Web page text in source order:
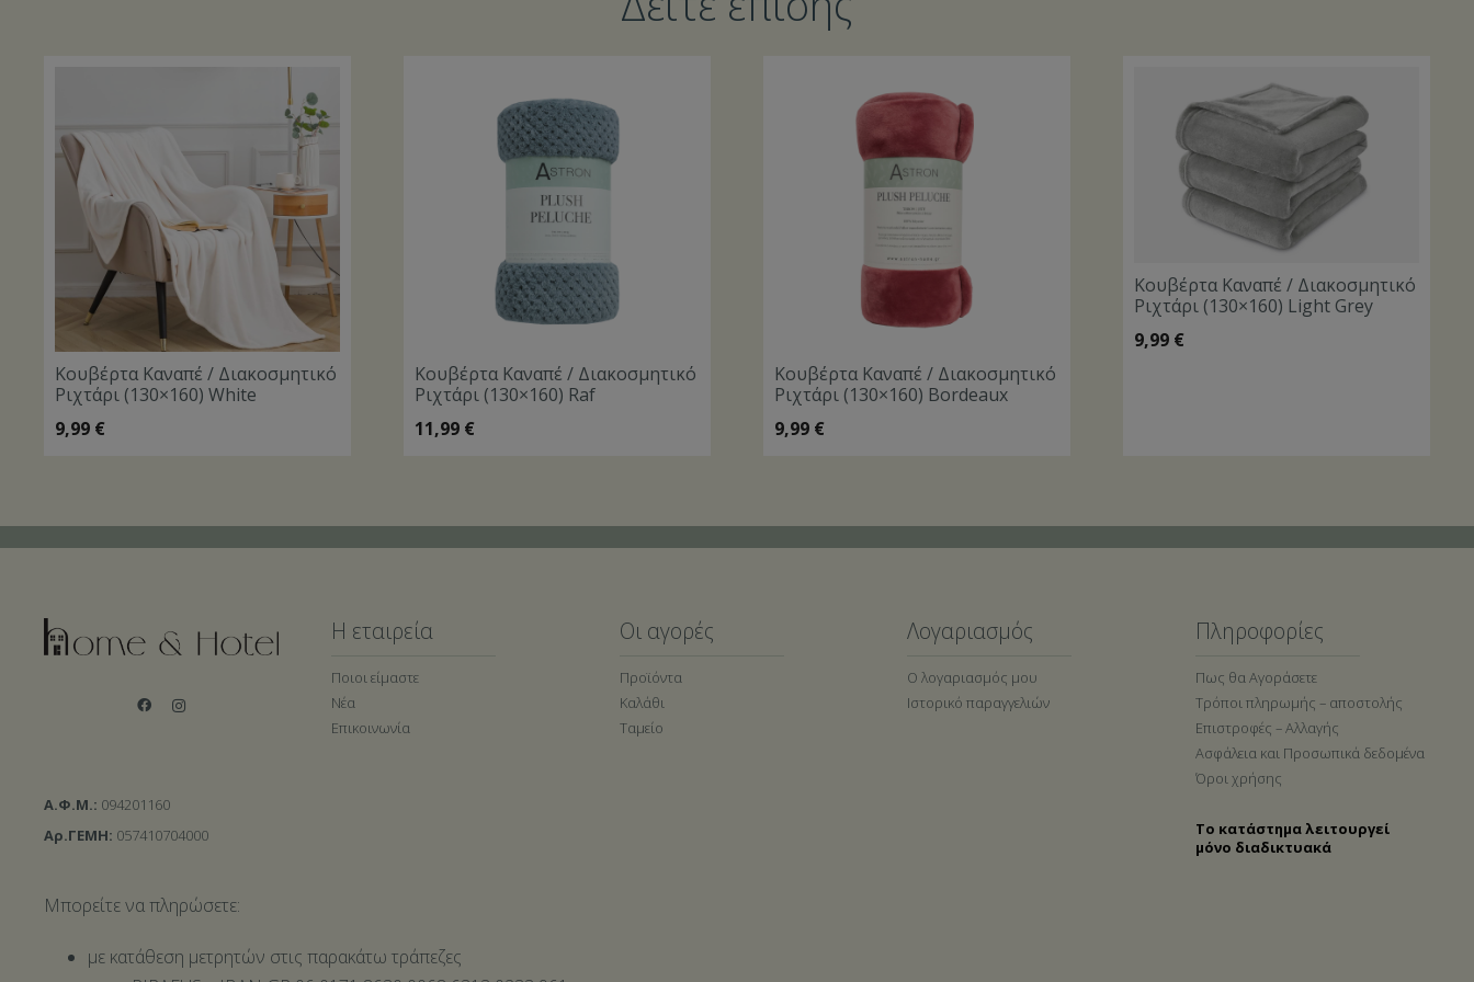
Κουβέρτα Καναπέ / Διακοσμητικό
Ριχτάρι (130×160) White
9,99 €
Κουβέρτα Καναπέ / Διακοσμητικό
Ριχτάρι (130×160) Raf
11,99 €
Κουβέρτα Καναπέ / Διακοσμητικό
Ριχτάρι (130×160) Bordeaux
9,99 €
Κουβέρτα Καναπέ / Διακοσμητικό
Ριχτάρι (130×160) Light Grey
9,99 €
Α.Φ.Μ.: 094201160
Αρ.ΓΕΜΗ: 057410704000
Η εταιρεία
Ποιοι είμαστε
Νέα
Επικοινωνία
Οι αγορές
Προϊόντα
Καλάθι
Ταμείο
Λογαριασμός
Ο λογαριασμός μου
Ιστορικό παραγγελιών
Πληροφορίες
Πως θα Αγοράσετε
Τρόποι πληρωμής – αποστολής
Επιστροφές – Αλλαγής
Ασφάλεια και Προσωπικά δεδομένα
Όροι χρήσης
Το κατάστημα λειτουργεί
μόνο διαδικτυακά
Μπορείτε να πληρώσετε:
με κατάθεση μετρητών στις παρακάτω τράπεζες